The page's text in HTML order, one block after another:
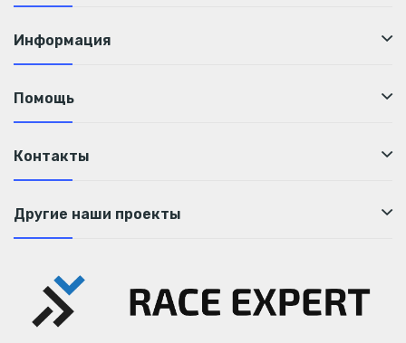
Информация
Помощь
Контакты
Другие наши проекты